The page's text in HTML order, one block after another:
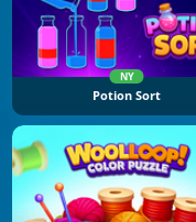
NY
Potion Sort